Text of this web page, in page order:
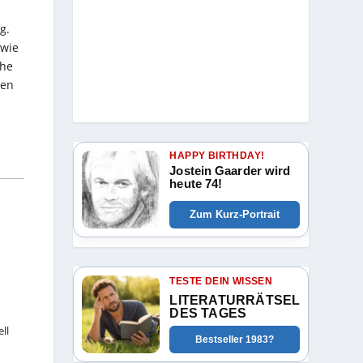
HAPPY BIRTHDAY!
Jostein Gaarder wird
heute 74!
Zum Kurz-Portrait
TESTE DEIN WISSEN
LITERATURRÄTSEL
DES TAGES
Bestseller 1983?